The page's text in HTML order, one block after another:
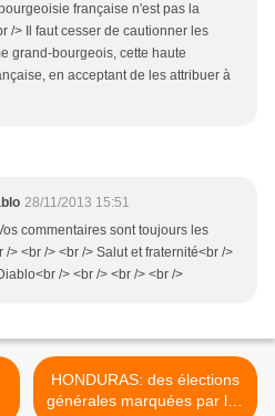
française n'est pas la
/> Il faut cesser de cautionner les
grand-bourgeois, cette haute
en acceptant de les attribuer à
28/11/2013 15:51
commentaires sont toujours les
/> <br /> <br /> Salut et fraternité<br />
/> <br /> <br /> <br />
HONDURAS: des élections
générales marquées par les